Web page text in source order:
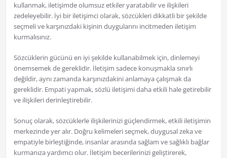
kullanmak, iletişimde olumsuz etkiler yaratabilir ve ilişkileri
zedeleyebilir. İyi bir iletişimci olarak, sözcükleri dikkatli bir şekilde
seçmeli ve karşınızdaki kişinin duygularını incitmeden iletişim
kurmalısınız.
Sözcüklerin gücünü en iyi şekilde kullanabilmek için, dinlemeyi
önemsemek de gereklidir. İletişim sadece konuşmakla sınırlı
değildir, aynı zamanda karşınızdakini anlamaya çalışmak da
gereklidir. Empati yapmak, sözlü iletişimi daha etkili hale getirebilir
ve ilişkileri derinleştirebilir.
Sonuç olarak, sözcüklerle ilişkilerinizi güçlendirmek, etkili iletişimin
merkezinde yer alır. Doğru kelimeleri seçmek, duygusal zeka ve
empatiyle birleştiğinde, insanlar arasında sağlam ve sağlıklı bağlar
kurmanıza yardımcı olur. İletişim becerilerinizi geliştirerek,